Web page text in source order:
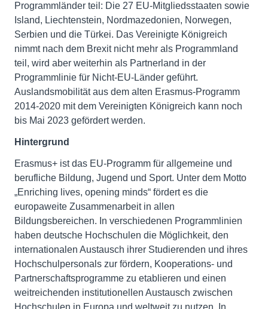
Programmländer teil: Die 27 EU-Mitgliedsstaaten sowie
Island, Liechtenstein, Nordmazedonien, Norwegen,
Serbien und die Türkei. Das Vereinigte Königreich
nimmt nach dem Brexit nicht mehr als Programmland
teil, wird aber weiterhin als Partnerland in der
Programmlinie für Nicht-EU-Länder geführt.
Auslandsmobilität aus dem alten Erasmus-Programm
2014-2020 mit dem Vereinigten Königreich kann noch
bis Mai 2023 gefördert werden.
Hintergrund
Erasmus+ ist das EU-Programm für allgemeine und
berufliche Bildung, Jugend und Sport. Unter dem Motto
„Enriching lives, opening minds“ fördert es die
europaweite Zusammenarbeit in allen
Bildungsbereichen. In verschiedenen Programmlinien
haben deutsche Hochschulen die Möglichkeit, den
internationalen Austausch ihrer Studierenden und ihres
Hochschulpersonals zur fördern, Kooperations- und
Partnerschaftsprogramme zu etablieren und einen
weitreichenden institutionellen Austausch zwischen